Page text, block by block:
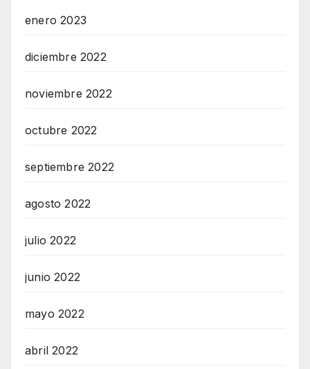
enero 2023
diciembre 2022
noviembre 2022
octubre 2022
septiembre 2022
agosto 2022
julio 2022
junio 2022
mayo 2022
abril 2022